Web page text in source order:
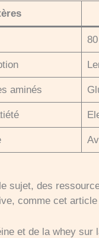
aminés
sujet, des
comme cet
et de la whey